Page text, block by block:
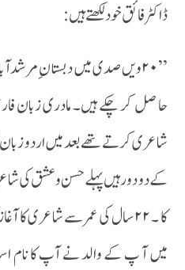
ڈاکٹر فائق خود لکھتے ہیں:
’’ ۲۰ویں صدی میں دبستان
حا صل کر چکے ہیں۔ مادری زبان
شاعری کرتے تھے بعد میں اردو
کے دو دور ہیں پہلے حسن و عشق کی
کا ۔ ۲۲ سال کی عمر سے شاعری کا
میں آ پ کے والد نے آپ کا نام